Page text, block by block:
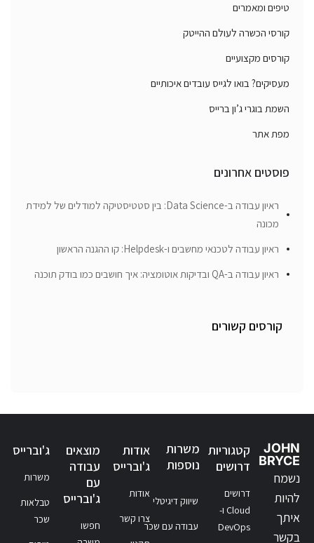
טיפים ומאמרים
קורסי הכשרה לעולם ההייטק
קורסים מקצועיים
מעסיקים? בואו לגייס עובדים איכותיים
השמת בוגרי ג’ון ברייס
מפת אתר
פוסטים אחרונים
ראיון עבודה ב-Data Science: בין סטטיסטיקה למודלים של למידת
מכונה
ראיון עבודה לטכנאי מחשבים ו-Helpdesk: קו ההגנה הראשון
ראיון עבודה ב-QA ובדיקות אוטומציה: איך חושבים כמו בודק תוכנה
קורסים קשורים
JOHN
BRYCE
נשמח
להיות
איתך
בקשר
קטגוריות
דרושים
דרושים
Cloud ו-
DevOps
משרות
נוספות
שיווק דיגיטלי
עבודה עם שכר
אודות
ג'וברייס
אודות
צרו קשר
מוצאים
עבודה
עם
ג'וברייס
חפשו
ג'וברייס
משרות
טבלאות
שכר